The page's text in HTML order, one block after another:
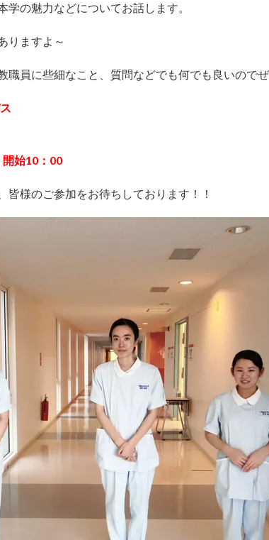
学の魅力などについてお話します。
りますよ～
職員に些細なこと、質問などでも何でも良いので
始10：00
皆様のご参加をお待ちしております！！